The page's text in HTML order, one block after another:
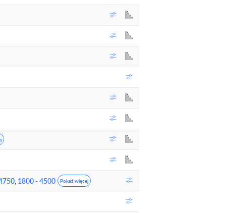
, 1800 - 4500 Pokaż więcej